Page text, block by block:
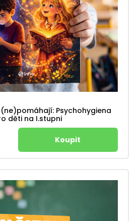
Psychohygiena
děti na I.stupni